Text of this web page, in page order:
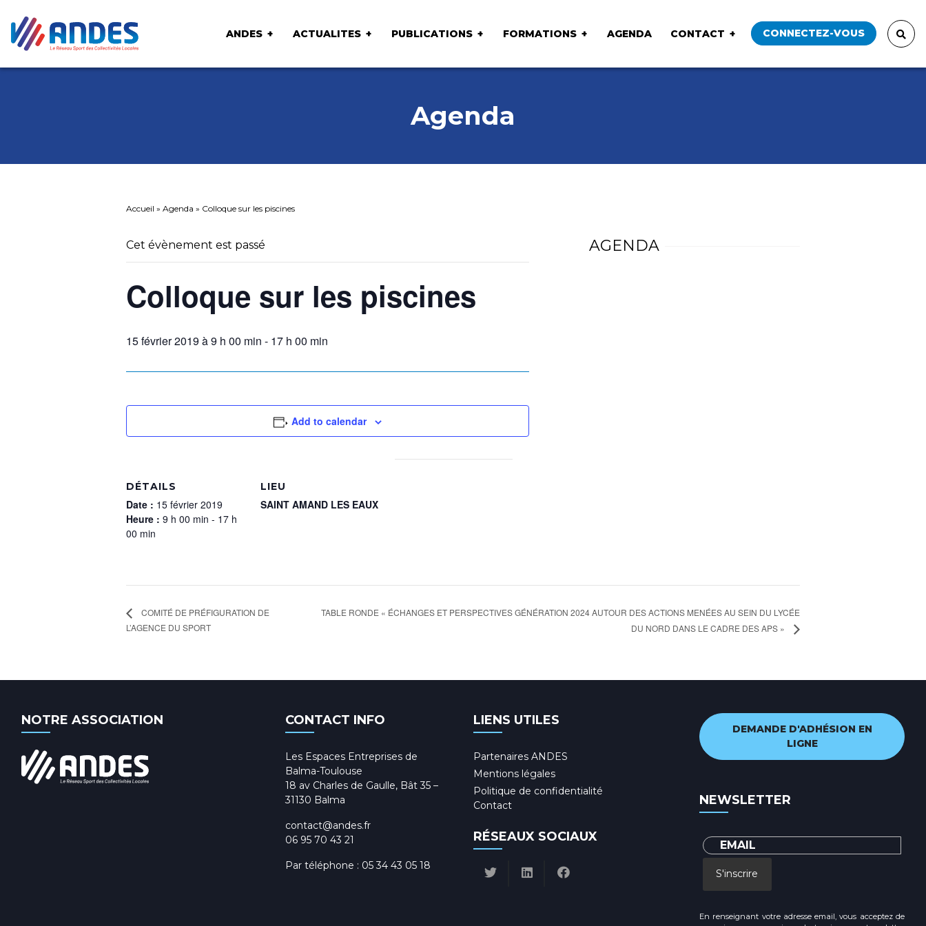
ANDES ACTUALITES PUBLICATIONS FORMATIONS AGENDA CONTACT CONNECTEZ-VOUS
Agenda
Accueil » Agenda » Colloque sur les piscines
Cet évènement est passé
Colloque sur les piscines
15 février 2019 à 9 h 00 min - 17 h 00 min
Add to calendar
DÉTAILS
Date : 15 février 2019
Heure : 9 h 00 min - 17 h
00 min
LIEU
SAINT AMAND LES EAUX
AGENDA
COMITÉ DE PRÉFIGURATION DE
L’AGENCE DU SPORT
TABLE RONDE « ÉCHANGES ET PERSPECTIVES GÉNÉRATION 2024 AUTOUR DES ACTIONS MENÉES AU SEIN DU LYCÉE
DU NORD DANS LE CADRE DES APS »
NOTRE ASSOCIATION CONTACT INFO
Les Espaces Entreprises de
Balma-Toulouse
18 av Charles de Gaulle, Bât 35 –
31130 Balma
contact@andes.fr
06 95 70 43 21
Par téléphone : 05 34 43 05 18
LIENS UTILES
Partenaires ANDES
Mentions légales
Politique de confidentialité
Contact
RÉSEAUX SOCIAUX
DEMANDE D'ADHÉSION EN
LIGNE
NEWSLETTER
S'inscrire
En renseignant votre adresse email, vous acceptez de